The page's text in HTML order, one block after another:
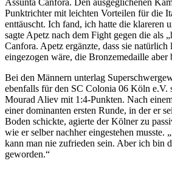
Assunta Canfora. Den ausgeglichenen
Punktrichter mit leichten Vorteilen für die
enttäuscht. Ich fand, ich hatte die klareren
sagte Apetz nach dem Fight gegen die als
Canfora. Apetz ergänzte, dass sie natürlich
eingezogen wäre, die Bronzemedaille aber
Bei den Männern unterlag
ebenfalls für den SC Colonia 06 Köln e.V.
Mourad Aliev mit 1:4-Punkten. Nach
einer dominanten ersten Runde, in der er
Boden schickte, agierte der Kölner zu
wie er selber nachher eingestehen musste.
kann man nie zufrieden sein. Aber ich bin
geworden.“